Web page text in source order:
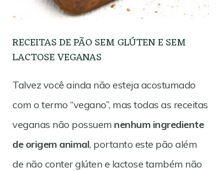
RECEITAS DE PÃO SEM GLÚTEN E SEM
LACTOSE VEGANAS
Talvez você ainda não esteja acostumado
com o termo “vegano”, mas todas as receitas
veganas não possuem nenhum ingrediente
de origem animal, portanto este pão além
de não conter glúten e lactose também não